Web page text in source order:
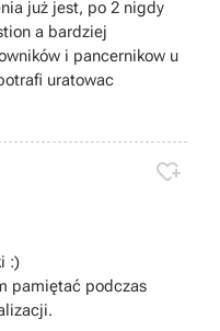
już jest, po 2 nigdy
a bardziej
i pancernikow u
uratowac

:)
pamiętać podczas